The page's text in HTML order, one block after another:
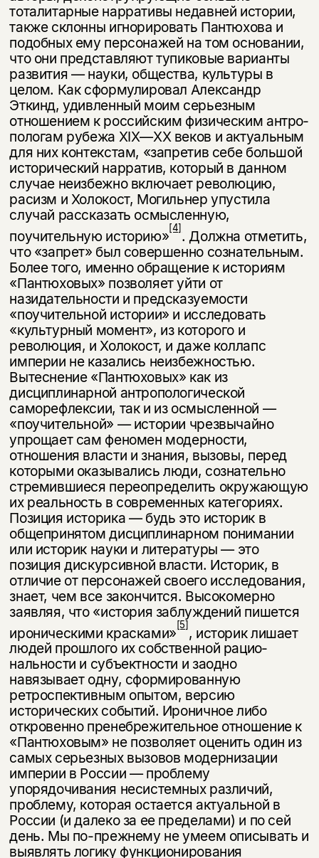
тоталитарные нарративы недавней ис­тории,
также склонны игнорировать Пантюхова и
подобных ему персонажей на том основании,
что они представляют тупиковые варианты
развития — науки, общества, культуры в
целом. Как сформулировал Александр
Эткинд, удивленный моим серьезным
отношением к российским физическим антро­
пологам рубежа XIX—XX веков и актуальным
для них контекстам, «запретив себе большой
исторический нарратив, который в данном
случае неизбежно включает революцию,
расизм и Холокост, Могильнер упустила
случай рас­сказать осмысленную,
поучительную историю»[4]. Должна отметить,
что «за­прет» был совершенно сознательным.
Более того, именно обращение к исто­риям
«Пантюховых» позволяет уйти от
назидательности и предсказуемости
«поучительной истории» и исследовать
«культурный момент», из которого и
революция, и Холокост, и даже коллапс
империи не казались неизбеж­ностью.
Вытеснение «Пантюховых» как из
дисциплинарной антропологиче­ской
саморефлексии, так и из осмысленной —
«поучительной» — истории чрезвычайно
упрощает сам феномен модерности,
отношения власти и знания, вызовы, перед
которыми оказывались люди, сознательно
стремившиеся пе­реопределить окружающую
их реальность в современных категориях.
Пози­ция историка — будь это историк в
общепринятом дисциплинарном понима­нии
или историк науки и литературы — это
позиция дискурсивной власти. Историк, в
отличие от персонажей своего исследования,
знает, чем все закон­чится. Высокомерно
заявляя, что «история заблуждений пишется
ирониче­скими красками»[5], историк лишает
людей прошлого их собственной рацио­
нальности и субъектности и заодно
навязывает одну, сформированную
ретроспективным опытом, версию
исторических событий. Ироничное либо
откровенно пренебрежительное отношение к
«Пантюховым» не позволяет оценить один из
самых серьезных вызовов модернизации
империи в Рос­сии — проблему
упорядочивания несистемных различий,
проблему, которая остается актуальной в
России (и далеко за ее пределами) и по сей
день. Мы по-прежнему не умеем описывать и
выявлять логику функционирования